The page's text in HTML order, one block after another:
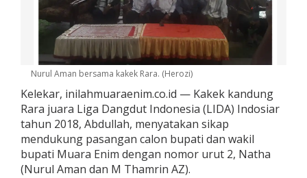
Nurul Aman bersama kakek Rara. (Herozi)
Kelekar, inilahmuaraenim.co.id — Kakek kandung
Rara juara Liga Dangdut Indonesia (LIDA) Indosiar
tahun 2018, Abdullah, menyatakan sikap
mendukung pasangan calon bupati dan wakil
bupati Muara Enim dengan nomor urut 2, Natha
(Nurul Aman dan M Thamrin AZ).